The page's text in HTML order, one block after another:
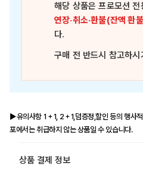
해당 상품은프로모션 전
연장·취소·환불(잔액 환
다.
구매 전 반드시 참고하시
▶유의사항 1＋1, 2＋1,덤증정,할인 등의 행사
포에서는 취급하지 않는 상품일 수 있습니다.
상품 결제 정보